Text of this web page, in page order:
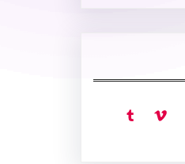
فيميو تمبلر